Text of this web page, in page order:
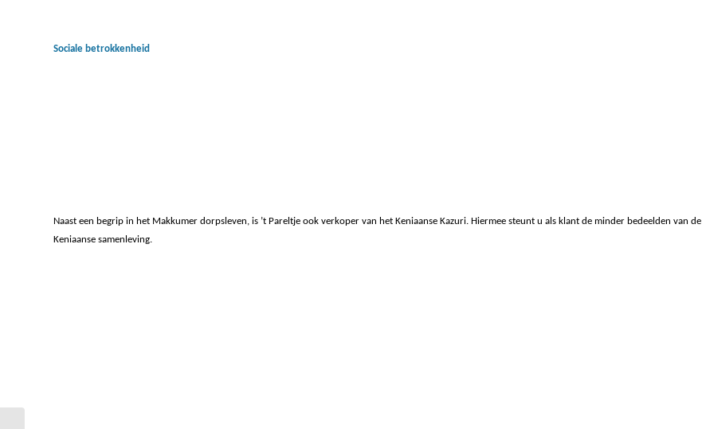
Sociale betrokkenheid
Naast een begrip in het Makkumer dorpsleven, is ’t Pareltje ook verkoper van het Keniaanse Kazuri. Hiermee steunt u als klant de minder bedeelden van de
Keniaanse samenleving.